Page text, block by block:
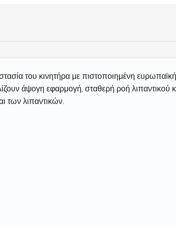
του κινητήρα με πιστοποιημένη ευρωπαϊκή
άψογη εφαρμογή, σταθερή ροή λιπαντικού
των λιπαντικών.